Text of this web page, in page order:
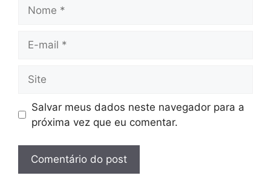
mail
Salvar meus dados neste navegador para a
próxima vez que eu comentar.